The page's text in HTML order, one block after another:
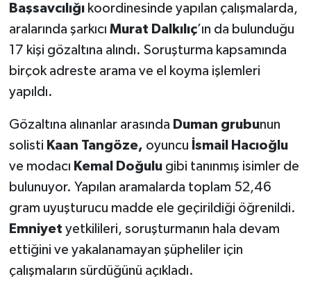
Başsavcılığıkoordinesinde yapılan çalışmalarda,
aralarında şarkıcı Murat Dalkılıç’ın da bulunduğu
17 kişi gözaltına alındı. Soruşturma kapsamında
birçok adreste arama ve el koyma işlemleri
yapıldı.
Gözaltına alınanlar arasında Duman grubunun
solisti Kaan Tangöze, oyuncu İsmail Hacıoğlu
ve modacı Kemal Doğulu gibi tanınmış isimler de
bulunuyor. Yapılan aramalarda toplam 52,46
gram uyuşturucu madde ele geçirildiği öğrenildi.
Emniyet yetkilileri, soruşturmanın hala devam
ettiğini ve yakalanamayan şüpheliler için
çalışmaların sürdüğünü açıkladı.